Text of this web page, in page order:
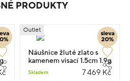
PRODUKTY
sleva
20%
Outlet
Náušnice žluté zlato s
kamenem visací 1.5cm 1.9g
Skladem 7 469 Kč